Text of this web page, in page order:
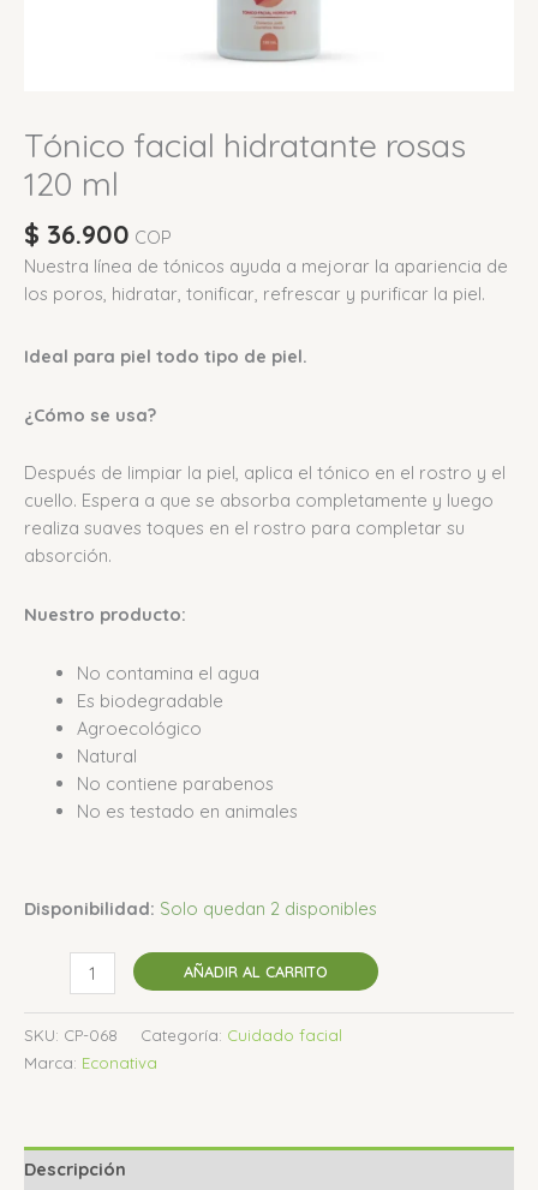
Tónico facial hidratante rosas
120 ml
$ 36.900 COP
Nuestra línea de tónicos ayuda a mejorar la apariencia de
los poros, hidratar, tonificar, refrescar y purificar la piel.
Ideal para piel todo tipo de piel.
¿Cómo se usa?
Después de limpiar la piel, aplica el tónico en el rostro y el
cuello. Espera a que se absorba completamente y luego
realiza suaves toques en el rostro para completar su
absorción.
Nuestro producto:
No contamina el agua
Es biodegradable
Agroecológico
Natural
No contiene parabenos
No es testado en animales
Disponibilidad: Solo quedan 2 disponibles
AÑADIR AL CARRITO
SKU: CP-068 Categoría: Cuidado facial
Marca: Econativa
Descripción